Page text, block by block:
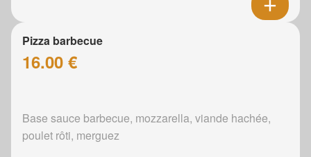
Pizza barbecue
16.00 €
Base sauce barbecue, mozzarella, viande hachée,
poulet rôti, merguez